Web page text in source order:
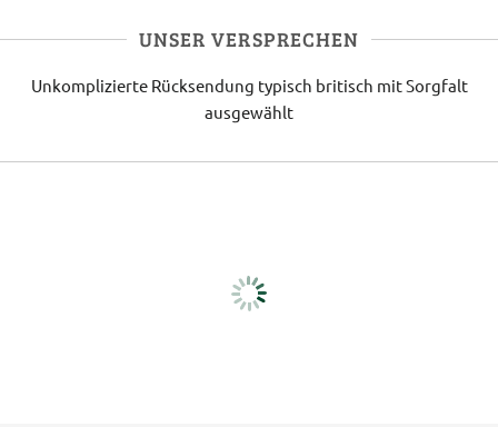
UNSER VERSPRECHEN
Unkomplizierte Rücksendung typisch britisch mit Sorgfalt
ausgewählt